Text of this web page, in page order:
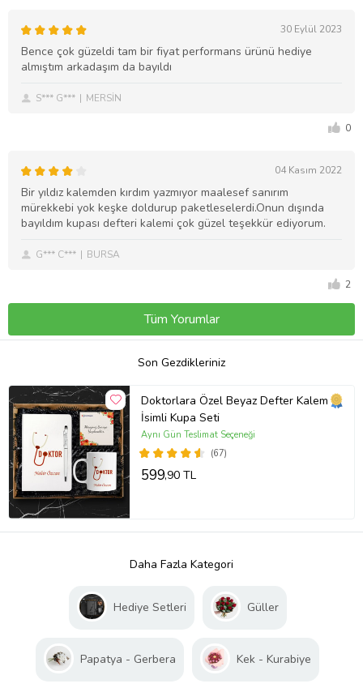
30 Eylül 2023
Bence çok güzeldi tam bir fiyat performans ürünü hediye
almıştım arkadaşım da bayıldı
S*** G*** MERSİN
0
04 Kasım 2022
Bir yıldız kalemden kırdım yazmıyor maalesef sanırım
mürekkebi yok keşke doldurup paketleselerdi.Onun dışında
bayıldım kupası defteri kalemi çok güzel teşekkür ediyorum.
G*** C*** BURSA
2
Tüm Yorumlar
Son Gezdikleriniz
Doktorlara Özel Beyaz Defter Kalem
İsimli Kupa Seti
(67)
Aynı Gün Teslimat Seçeneği
599,90 TL
Daha Fazla Kategori
Hediye Setleri Güller
Papatya - Gerbera Kek - Kurabiye